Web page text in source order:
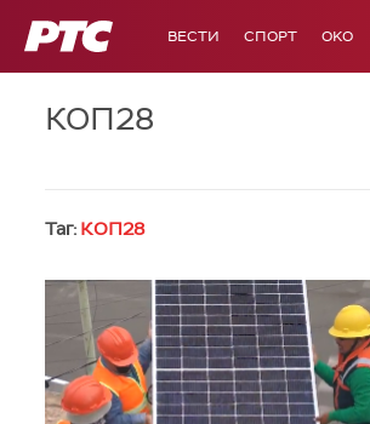
РТС ВЕСТИ СПОРТ OKO
КОП28
Таг: КОП28